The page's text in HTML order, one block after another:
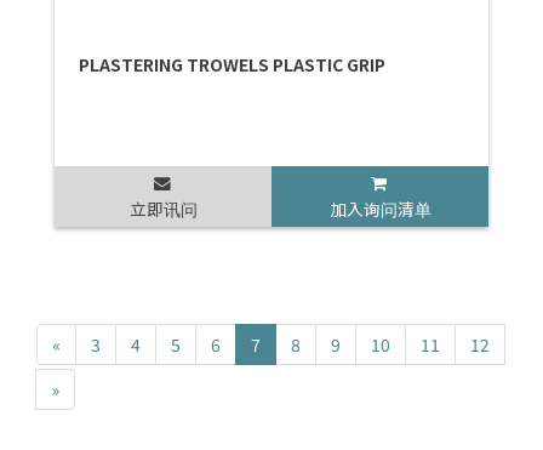
PLASTERING TROWELS PLASTIC GRIP
立即讯问 加入询问清单
« 3 4 5 6 7 8 9 10 11
12
»